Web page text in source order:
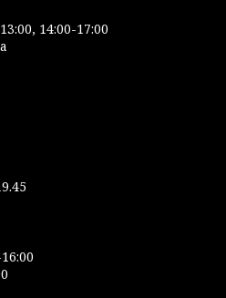
14:00-17:00